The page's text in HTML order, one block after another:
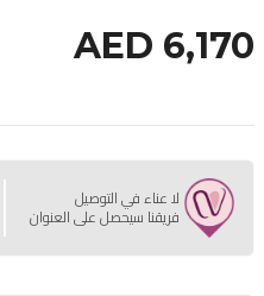
AED 6,170
لا عناء في التوصيل
فريقنا سيحصل على العنوان